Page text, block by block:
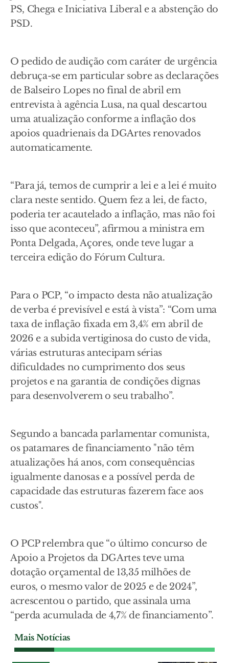
PS, Chega e Iniciativa Liberal e a abstenção do
PSD.
O pedido de audição com caráter de urgência
debruça-se em particular sobre as declarações
de Balseiro Lopes no final de abril em
entrevista à agência Lusa, na qual descartou
uma atualização conforme a inflação dos
apoios quadrienais da DGArtes renovados
automaticamente.
“Para já, temos de cumprir a lei e a lei é muito
clara neste sentido. Quem fez a lei, de facto,
poderia ter acautelado a inflação, mas não foi
isso que aconteceu”, afirmou a ministra em
Ponta Delgada, Açores, onde teve lugar a
terceira edição do Fórum Cultura.
Para o PCP, “o impacto desta não atualização
de verba é previsível e está à vista”: “Com uma
taxa de inflação fixada em 3,4% em abril de
2026 e a subida vertiginosa do custo de vida,
várias estruturas antecipam sérias
dificuldades no cumprimento dos seus
projetos e na garantia de condições dignas
para desenvolverem o seu trabalho”.
Segundo a bancada parlamentar comunista,
os patamares de financiamento "não têm
atualizações há anos, com consequências
igualmente danosas e a possível perda de
capacidade das estruturas fazerem face aos
custos".
O PCP relembra que “o último concurso de
Apoio a Projetos da DGArtes teve uma
dotação orçamental de 13,35 milhões de
euros, o mesmo valor de 2025 e de 2024”,
acrescentou o partido, que assinala uma
“perda acumulada de 4,7% de financiamento”.
Mais Notícias